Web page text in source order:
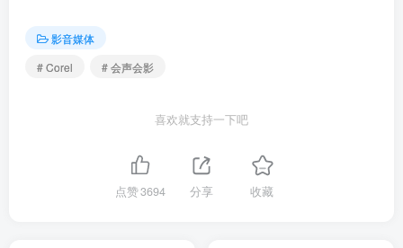
影音媒体
# Corel
# 会声会影
喜欢就支持一下吧
点赞3694 分享 收藏